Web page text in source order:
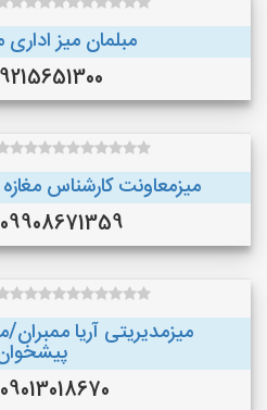
مبلمان میز
09215651300
میزمعاونت کارشناس مغازه
09908671359 (همدان)
میزمدیریتی آریا
09013018670 (اراک )